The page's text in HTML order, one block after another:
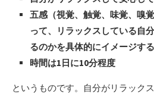
五感（視覚、触覚、味覚、嗅
って、リラックスしている自
るのかを具体的にイメージする
時間は1日に10分程度
というものです。自分がリラック